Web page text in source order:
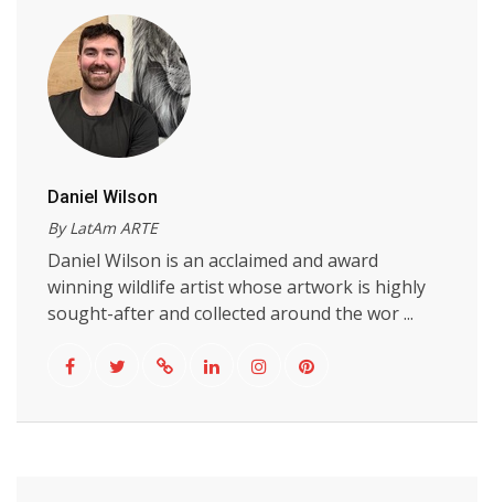
Daniel Wilson
By LatAm ARTE
Daniel Wilson is an acclaimed and award
winning wildlife artist whose artwork is highly
sought-after and collected around the wor ...